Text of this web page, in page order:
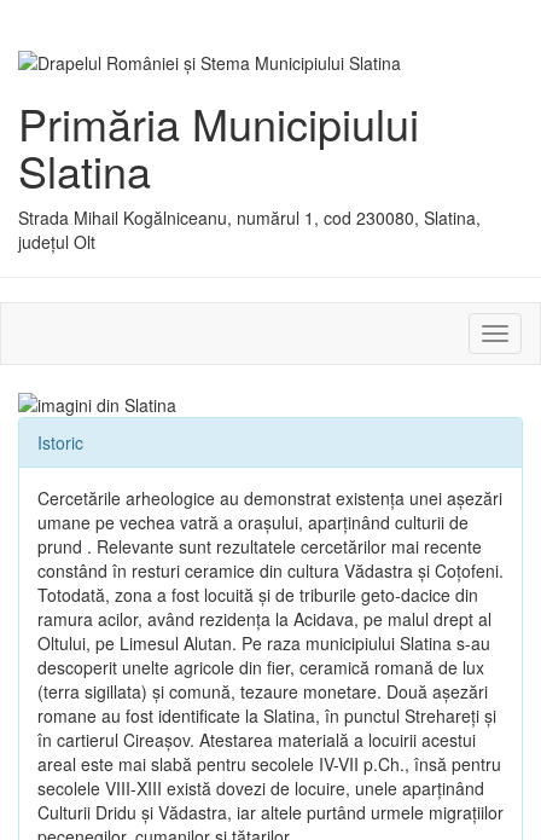
Primăria Municipiului
Slatina
Strada Mihail Kogălniceanu, numărul 1, cod 230080, Slatina,
județul Olt
sau
Istoric
Cercetările arheologice au demonstrat existenţa unei aşezări
umane pe vechea vatră a oraşului, aparţinând culturii de
prund . Relevante sunt rezultatele cercetărilor mai recente
constând în resturi ceramice din cultura Vădastra şi Coţofeni.
Totodată, zona a fost locuită şi de triburile geto-dacice din
ramura acilor, având rezidenţa la Acidava, pe malul drept al
Oltului, pe Limesul Alutan. Pe raza municipiului Slatina s-au
descoperit unelte agricole din fier, ceramică romană de lux
(terra sigillata) şi comună, tezaure monetare. Două aşezări
romane au fost identificate la Slatina, în punctul Strehareţi şi
în cartierul Cireaşov. Atestarea materială a locuirii acestui
areal este mai slabă pentru secolele IV-VII p.Ch., însă pentru
secolele VIII-XIII există dovezi de locuire, unele aparţinând
Culturii Dridu şi Vădastra, iar altele purtând urmele migraţiilor